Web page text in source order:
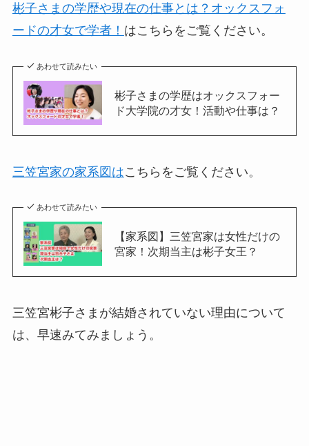
彬子さまの学歴や現在の仕事とは？オックスフォ
ードの才女で学者！ はこちらをご覧ください。
あわせて読みたい
彬子さまの学歴はオックスフォー
ド大学院の才女！活動や仕事は？
三笠宮家の家系図はこちらをご覧ください。
あわせて読みたい
【家系図】三笠宮家は女性だけの
宮家！次期当主は彬子女王？
三笠宮彬子さまが結婚されていない理由について
は、早速みてみましょう。